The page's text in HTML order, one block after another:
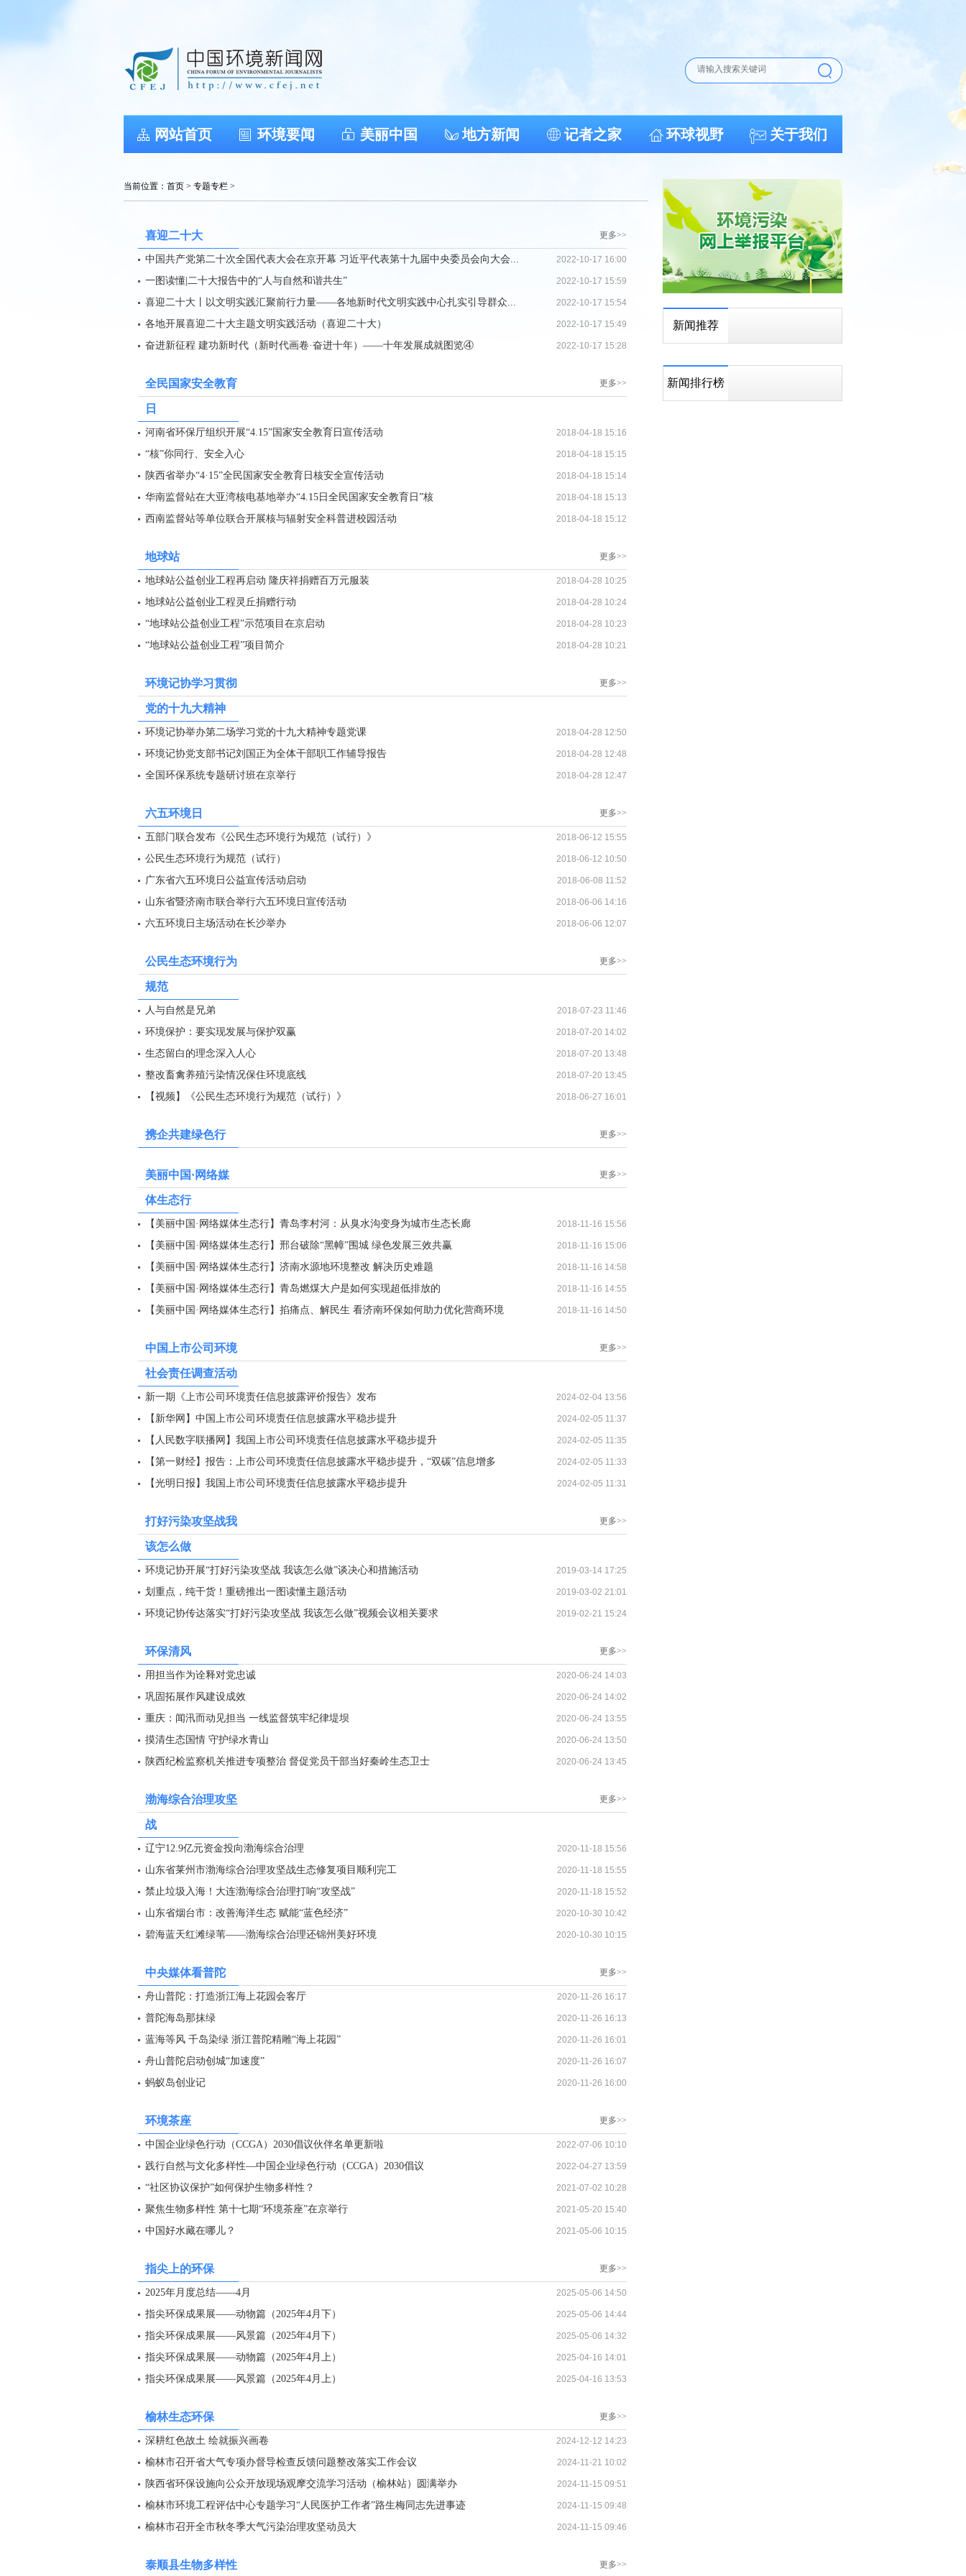
网站首页 环境要闻 美丽中国 地方新闻 记者之家 环球视野 关于我们
当前位置： 首页 > 专题专栏 >
喜迎二十大 更多>>
中国共产党第二十次全国代表大会在京开幕 习近平代表第十九届中央委员会向大会... 2022-10-17 16:00
一图读懂|二十大报告中的“人与自然和谐共生” 2022-10-17 15:59
喜迎二十大丨以文明实践汇聚前行力量——各地新时代文明实践中心扎实引导群众... 2022-10-17 15:54
各地开展喜迎二十大主题文明实践活动（喜迎二十大） 2022-10-17 15:49
奋进新征程 建功新时代（新时代画卷·奋进十年）——十年发展成就图览④ 2022-10-17 15:28
全民国家安全教育
日
更多>>
河南省环保厅组织开展“4.15”国家安全教育日宣传活动 2018-04-18 15:16
“核”你同行、安全入心 2018-04-18 15:15
陕西省举办“4·15”全民国家安全教育日核安全宣传活动 2018-04-18 15:14
华南监督站在大亚湾核电基地举办“4.15日全民国家安全教育日”核 2018-04-18 15:13
西南监督站等单位联合开展核与辐射安全科普进校园活动 2018-04-18 15:12
地球站 更多>>
地球站公益创业工程再启动 隆庆祥捐赠百万元服装 2018-04-28 10:25
地球站公益创业工程灵丘捐赠行动 2018-04-28 10:24
“地球站公益创业工程”示范项目在京启动 2018-04-28 10:23
“地球站公益创业工程”项目简介 2018-04-28 10:21
环境记协学习贯彻
党的十九大精神
更多>>
环境记协举办第二场学习党的十九大精神专题党课 2018-04-28 12:50
环境记协党支部书记刘国正为全体干部职工作辅导报告 2018-04-28 12:48
全国环保系统专题研讨班在京举行 2018-04-28 12:47
六五环境日 更多>>
五部门联合发布《公民生态环境行为规范（试行）》 2018-06-12 15:55
公民生态环境行为规范（试行） 2018-06-12 10:50
广东省六五环境日公益宣传活动启动 2018-06-08 11:52
山东省暨济南市联合举行六五环境日宣传活动 2018-06-06 14:16
六五环境日主场活动在长沙举办 2018-06-06 12:07
公民生态环境行为
规范
更多>>
人与自然是兄弟 2018-07-23 11:46
环境保护：要实现发展与保护双赢 2018-07-20 14:02
生态留白的理念深入人心 2018-07-20 13:48
整改畜禽养殖污染情况保住环境底线 2018-07-20 13:45
【视频】《公民生态环境行为规范（试行）》 2018-06-27 16:01
携企共建绿色行 更多>>
美丽中国·网络媒
体生态行
更多>>
【美丽中国·网络媒体生态行】青岛李村河：从臭水沟变身为城市生态长廊 2018-11-16 15:56
【美丽中国·网络媒体生态行】邢台破除“黑幛”围城 绿色发展三效共赢 2018-11-16 15:06
【美丽中国·网络媒体生态行】济南水源地环境整改 解决历史难题 2018-11-16 14:58
【美丽中国·网络媒体生态行】青岛燃煤大户是如何实现超低排放的 2018-11-16 14:55
【美丽中国·网络媒体生态行】掐痛点、解民生 看济南环保如何助力优化营商环境 2018-11-16 14:50
中国上市公司环境
社会责任调查活动
更多>>
新一期《上市公司环境责任信息披露评价报告》发布 2024-02-04 13:56
【新华网】中国上市公司环境责任信息披露水平稳步提升 2024-02-05 11:37
【人民数字联播网】我国上市公司环境责任信息披露水平稳步提升 2024-02-05 11:35
【第一财经】报告：上市公司环境责任信息披露水平稳步提升，“双碳”信息增多 2024-02-05 11:33
【光明日报】我国上市公司环境责任信息披露水平稳步提升 2024-02-05 11:31
打好污染攻坚战我
该怎么做
更多>>
环境记协开展“打好污染攻坚战 我该怎么做”谈决心和措施活动 2019-03-14 17:25
划重点，纯干货！重磅推出一图读懂主题活动 2019-03-02 21:01
环境记协传达落实“打好污染攻坚战 我该怎么做”视频会议相关要求 2019-02-21 15:24
环保清风 更多>>
用担当作为诠释对党忠诚 2020-06-24 14:03
巩固拓展作风建设成效 2020-06-24 14:02
重庆：闻汛而动见担当 一线监督筑牢纪律堤坝 2020-06-24 13:55
摸清生态国情 守护绿水青山 2020-06-24 13:50
陕西纪检监察机关推进专项整治 督促党员干部当好秦岭生态卫士 2020-06-24 13:45
渤海综合治理攻坚
战
更多>>
辽宁12.9亿元资金投向渤海综合治理 2020-11-18 15:56
山东省莱州市渤海综合治理攻坚战生态修复项目顺利完工 2020-11-18 15:55
禁止垃圾入海！大连渤海综合治理打响“攻坚战” 2020-11-18 15:52
山东省烟台市：改善海洋生态 赋能“蓝色经济” 2020-10-30 10:42
碧海蓝天红滩绿苇——渤海综合治理还锦州美好环境 2020-10-30 10:15
中央媒体看普陀 更多>>
舟山普陀：打造浙江海上花园会客厅 2020-11-26 16:17
普陀海岛那抹绿 2020-11-26 16:13
蓝海等风 千岛染绿 浙江普陀精雕“海上花园” 2020-11-26 16:01
舟山普陀启动创城“加速度” 2020-11-26 16:07
蚂蚁岛创业记 2020-11-26 16:00
环境茶座 更多>>
中国企业绿色行动（CCGA）2030倡议伙伴名单更新啦 2022-07-06 10:10
践行自然与文化多样性—中国企业绿色行动（CCGA）2030倡议 2022-04-27 13:59
“社区协议保护”如何保护生物多样性？ 2021-07-02 10:28
聚焦生物多样性 第十七期“环境茶座”在京举行 2021-05-20 15:40
中国好水藏在哪儿？ 2021-05-06 10:15
指尖上的环保 更多>>
2025年月度总结——4月 2025-05-06 14:50
指尖环保成果展——动物篇（2025年4月下） 2025-05-06 14:44
指尖环保成果展——风景篇（2025年4月下） 2025-05-06 14:32
指尖环保成果展——动物篇（2025年4月上） 2025-04-16 14:01
指尖环保成果展——风景篇（2025年4月上） 2025-04-16 13:53
榆林生态环保 更多>>
深耕红色故土 绘就振兴画卷 2024-12-12 14:23
榆林市召开省大气专项办督导检查反馈问题整改落实工作会议 2024-11-21 10:02
陕西省环保设施向公众开放现场观摩交流学习活动（榆林站）圆满举办 2024-11-15 09:51
榆林市环境工程评估中心专题学习“人民医护工作者”路生梅同志先进事迹 2024-11-15 09:48
榆林市召开全市秋冬季大气污染治理攻坚动员大 2024-11-15 09:46
泰顺县生物多样性 更多>>
新闻推荐
新闻排行榜